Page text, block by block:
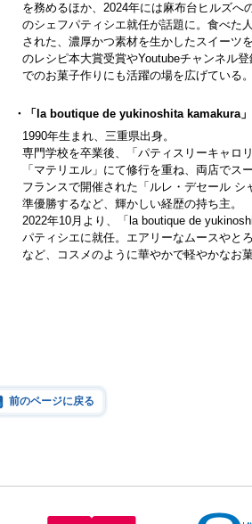
を務めるほか、2024年には麻布台ヒルズへ
のシェフパティシエ就任が話題に。食べた
された、濃厚かつ素材を生かしたスイーツ
のレシピ本大賞受賞やYoutubeチャンネル
でのお菓子作りにも活躍の場を広げている
・「la boutique de yukinoshita kamakura
1990年生まれ、三重県出身。
専門学校を卒業後、「パティスリーキャロ
「マテリエル」にて修行を重ね、両店でス
フランスで開催された「ルレ・デセール シ
準優勝するなど、輝かしい経歴の持ち主。
2022年10月より、「la boutique de
パティシエに就任。エアリーなムースやと
など、コスメのように華やかで軽やかなお
前のページに戻る